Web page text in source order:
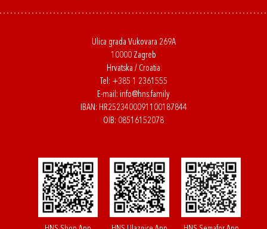
Ulica grada Vukovara 269A
10000 Zagreb
Hrvatska / Croatia
Tel: +385 1 2361555
E-mail: info@hns.family
IBAN: HR2523400091100187844
OIB: 08516152078